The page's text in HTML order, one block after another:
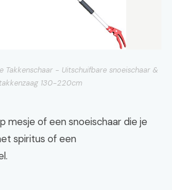
Takkenschaar - Uitschuifbare snoeischaar &
takkenzaag 130-220cm
mesje of een snoeischaar die je
spiritus of een